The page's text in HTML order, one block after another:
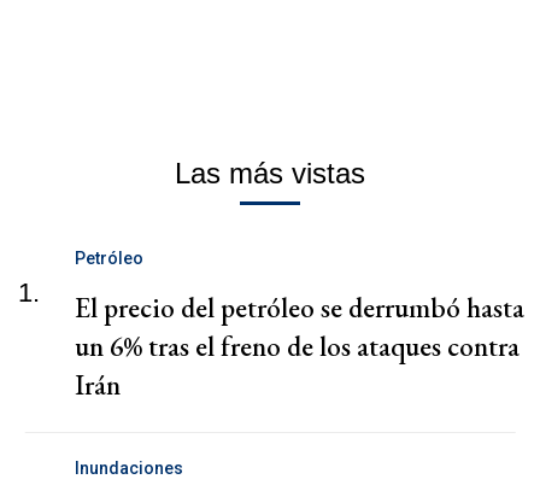
Las más vistas
1.
Petróleo
El precio del petróleo se derrumbó hasta
un 6% tras el freno de los ataques contra
Irán
Inundaciones